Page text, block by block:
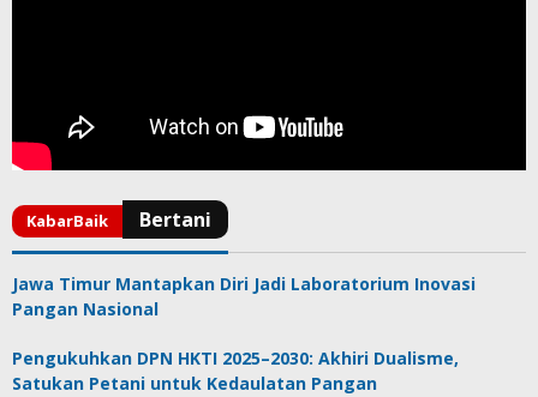
Jawa Timur Mantapkan Diri Jadi Laboratorium Inovasi
Pangan Nasional
Pengukuhkan DPN HKTI 2025–2030: Akhiri Dualisme,
Satukan Petani untuk Kedaulatan Pangan